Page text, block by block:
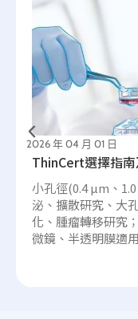
2026 年 04 月 01 日
ThinCert選擇指
小孔徑(0.4 µm、
泌、擴散研究、大
化、腫瘤轉移研究
微鏡、半透明膜適